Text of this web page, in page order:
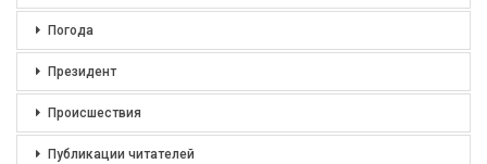
Погода
Президент
Происшествия
Публикации читателей